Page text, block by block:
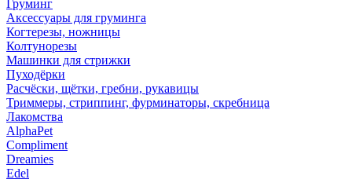
Груминг
Аксессуары для груминга
Когтерезы, ножницы
Колтунорезы
Машинки для стрижки
Пуходёрки
Расчёски, щётки, гребни, рукавицы
Триммеры, стриппинг, фурминаторы, скребница
Лакомства
AlphaPet
Compliment
Dreamies
Edel